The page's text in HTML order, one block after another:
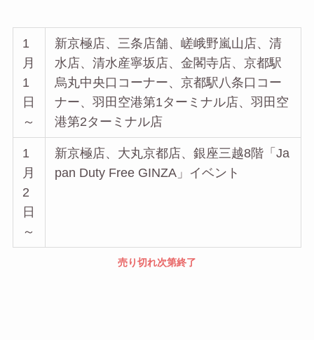
1
月
1
日
～
新京極店、三条店舗、嵯峨野嵐山店、清
水店、清水産寧坂店、金閣寺店、京都駅
烏丸中央口コーナー、京都駅八条口コー
ナー、羽田空港第1ターミナル店、羽田空
港第2ターミナル店
1
月
2
日
～
新京極店、大丸京都店、銀座三越8階「Ja
pan Duty Free GINZA」イベント
売り切れ次第終了